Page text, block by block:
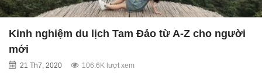
Kinh nghiệm du lịch Tam Đảo từ A-Z cho người
mới
21 Th7, 2020 106.6K lượt xem